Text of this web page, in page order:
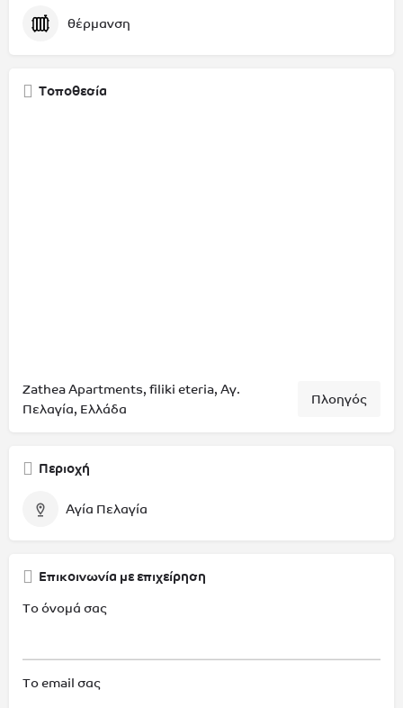
θέρμανση
Τοποθεσία
Zathea Apartments, filiki eteria, Αγ.
Πελαγία, Ελλάδα
Πλοηγός
Περιοχή
Αγία Πελαγία
Επικοινωνία με επιχείρηση
Το όνομά σας
Το email σας